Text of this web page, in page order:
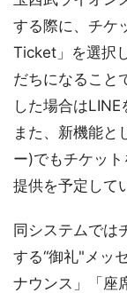
する際に、チケ
Ticket」を選択
だちになること
した場合はLINE
また、新機能と
ー)でもチケッ
提供を予定して
同システムでは
する“御礼"メッ
ナウンス」「座